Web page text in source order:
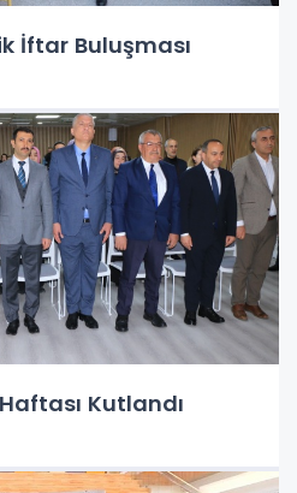
İftar Buluşması
Kutlandı